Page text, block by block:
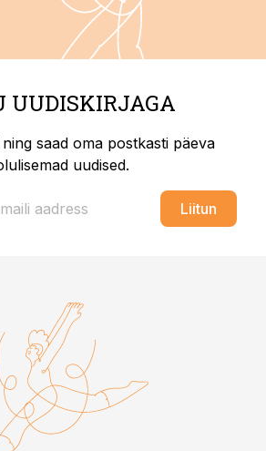
UUDISKIRJAGA
saad oma postkasti päeva
uudised.
Liitun